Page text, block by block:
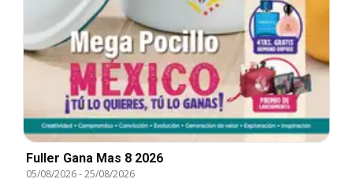
Fuller Gana Mas 8 2026
05/08/2026-25/08/2026